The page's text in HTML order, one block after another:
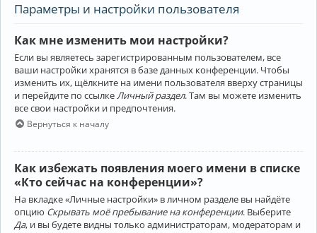
Параметры и настройки пользователя
Как мне изменить мои настройки?
Если вы являетесь зарегистрированным пользователем, все
ваши настройки хранятся в базе данных конференции. Чтобы
изменить их, щёлкните на имени пользователя вверху страницы
и перейдите по ссылке Личный раздел. Там вы можете изменить
все свои настройки и предпочтения.
Вернуться к началу
Как избежать появления моего имени в списке
«Кто сейчас на конференции»?
На вкладке «Личные настройки» в личном разделе вы найдёте
опцию Скрывать моё пребывание на конференции. Выберите
Да, и вы будете видны только администраторам, модераторам и